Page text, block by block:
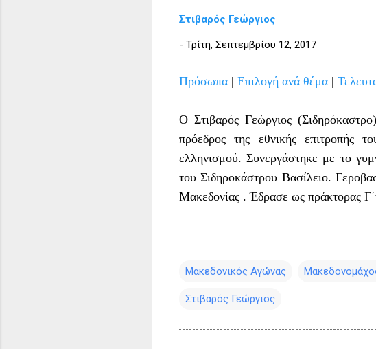
Στιβαρός Γεώργιος
- Τρίτη, Σεπτεμβρίου 12, 2017
Πρόσωπα | Επιλογή ανά θέμα |
Ο Στιβαρός Γεώργιος
πρόεδρος της εθνικής επιτροπής
ελληνισμού. Συνεργάστηκε με το
του Σιδηροκάστρου Βασίλειο.
Μακεδονίας . Έδρασε ως πράκτορας
Μακεδονικός Αγώνας
Στιβαρός Γεώργιος